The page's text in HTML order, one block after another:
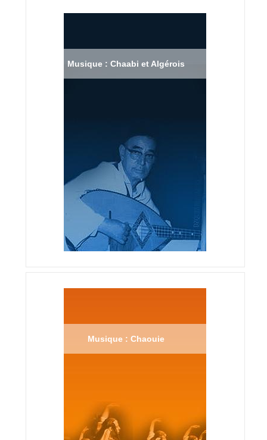
Musique : Chaabi et Algérois
Musique : Chaouie